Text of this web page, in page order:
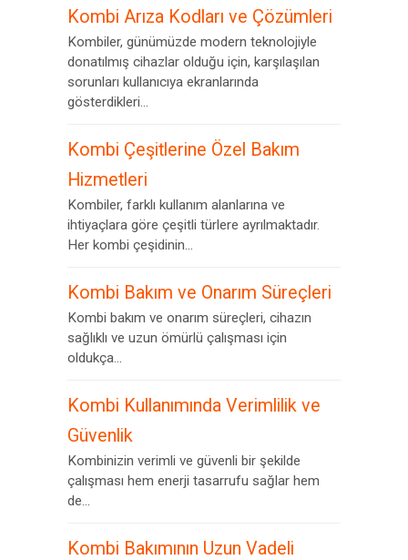
Kombi Arıza Kodları ve Çözümleri
Kombiler, günümüzde modern teknolojiyle
donatılmış cihazlar olduğu için, karşılaşılan
sorunları kullanıcıya ekranlarında
gösterdikleri...
Kombi Çeşitlerine Özel Bakım
Hizmetleri
Kombiler, farklı kullanım alanlarına ve
ihtiyaçlara göre çeşitli türlere ayrılmaktadır.
Her kombi çeşidinin...
Kombi Bakım ve Onarım Süreçleri
Kombi bakım ve onarım süreçleri, cihazın
sağlıklı ve uzun ömürlü çalışması için
oldukça...
Kombi Kullanımında Verimlilik ve
Güvenlik
Kombinizin verimli ve güvenli bir şekilde
çalışması hem enerji tasarrufu sağlar hem
de...
Kombi Bakımının Uzun Vadeli